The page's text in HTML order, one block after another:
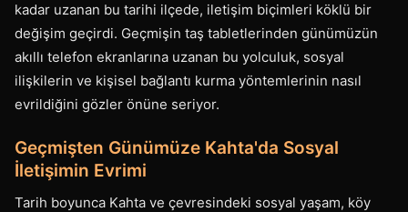
kadar uzanan bu tarihi ilçede, iletişim biçimleri köklü bir
değişim geçirdi. Geçmişin taş tabletlerinden günümüzün
akıllı telefon ekranlarına uzanan bu yolculuk, sosyal
ilişkilerin ve kişisel bağlantı kurma yöntemlerinin nasıl
evrildiğini gözler önüne seriyor.
Geçmişten Günümüze Kahta'da Sosyal
İletişimin Evrimi
Tarih boyunca Kahta ve çevresindeki sosyal yaşam, köy